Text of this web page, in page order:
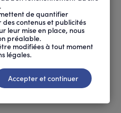
CHIMIQUE ...
: de quoi
de quantifier
contenus et publicités
leur mise en place, nous
préalable.
modifiées à tout moment
légales.
Accepter et continuer